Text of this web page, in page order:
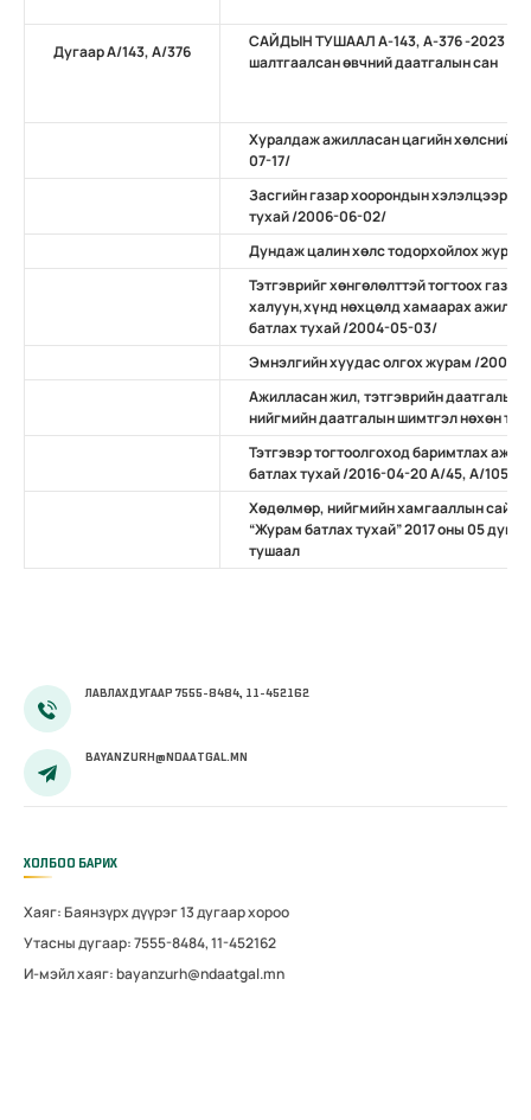
Дугаар А/143, А/376
САЙДЫН ТУШААЛ А-143, А-376 -2023 –
шалтгаалсан өвчний даатгалын сан
Хуралдаж ажилласан цагийн хөлсний
07-17/
Засгийн газар хоорондын
тухай /2006-06-02/
Дундаж цалин хөлс тодорхойлох
Тэтгэврийг хөнгөлөлттэй тогтоох
халуун,хүнд нөхцөлд хамаарах ажил,
батлах тухай /2004-05-03/
Эмнэлгийн хуудас олгох журам /
Ажилласан жил, тэтгэврийн даатгалын
нийгмийн даатгалын шимтгэл нөхөн
Тэтгэвэр тогтоолгоход баримтлах
батлах тухай /2016-04-20 А/45, А/105/
Хөдөлмөр, нийгмийн хамгааллын
“Журам батлах тухай” 2017 оны 05
тушаал
ЛАВЛАХ ДУГААР 7555-8484, 11-452162
BAYANZURH@NDAATGAL.MN
ХОЛБОО БАРИХ
Хаяг: Баянзүрх дүүрэг 13 дугаар хороо
Утасны дугаар: 7555-8484, 11-452162
И-мэйл хаяг: bayanzurh@ndaatgal.mn